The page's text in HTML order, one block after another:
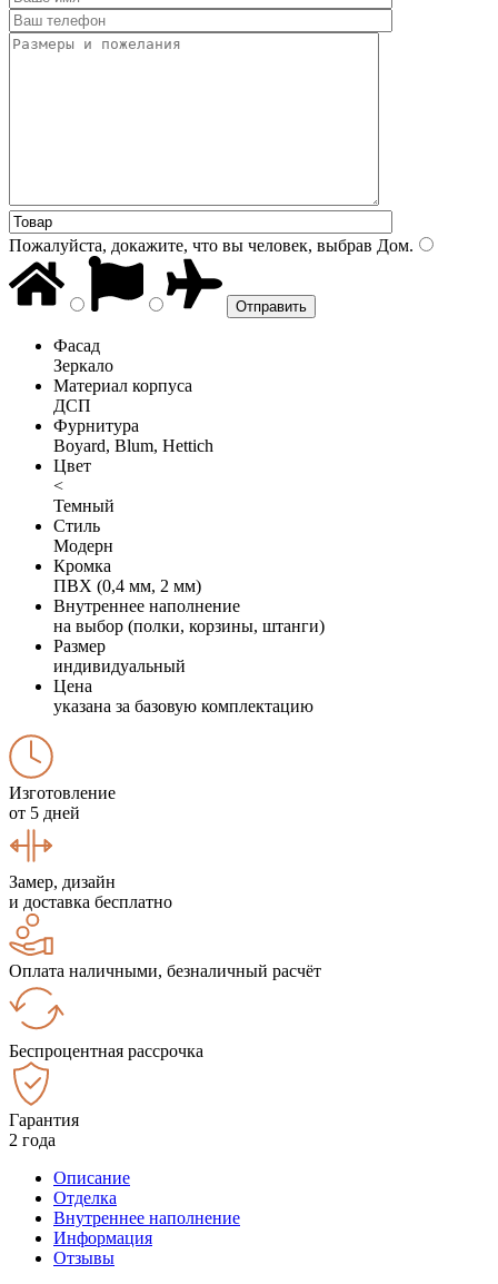
Пожалуйста, докажите, что вы человек, выбрав Дом.
Фасад
Зеркало
Материал корпуса
ДСП
Фурнитура
Boyard, Blum, Hettich
Цвет
<
Темный
Стиль
Модерн
Кромка
ПВХ (0,4 мм, 2 мм)
Внутреннее наполнение
на выбор (полки, корзины, штанги)
Размер
индивидуальный
Цена
указана за базовую комплектацию
Изготовление
от 5 дней
Замер, дизайн
и доставка бесплатно
Оплата наличными, безналичный расчёт
Беспроцентная рассрочка
Гарантия
2 года
Описание
Отделка
Внутреннее наполнение
Информация
Отзывы